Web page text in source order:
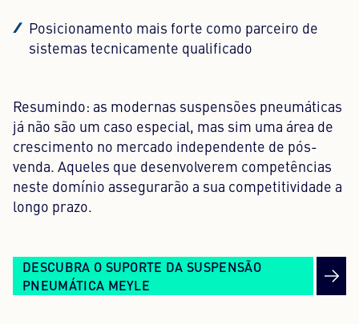
Posicionamento mais forte como parceiro de
sistemas tecnicamente qualificado
Resumindo: as modernas suspensões pneumáticas
já não são um caso especial, mas sim uma área de
crescimento no mercado independente de pós-
venda. Aqueles que desenvolverem competências
neste domínio assegurarão a sua competitividade a
longo prazo.
DESCUBRA O SUPORTE DA SUSPENSÃO
PNEUMÁTICA MEYLE